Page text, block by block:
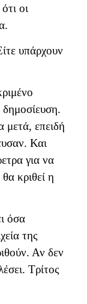
οι
υπάρχουν
δημοσίευση.
μετά, επειδή
Και
για να
κριθεί η
όσα
της
Αν δεν
Τρίτος